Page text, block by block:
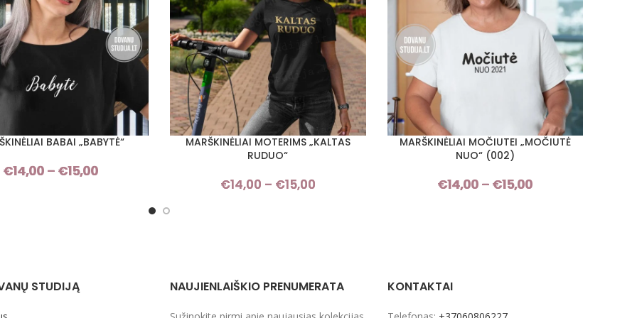
SAVYBES BABAI „BABYTĖ“
€14,00 – €15,00
through
PASIRINKTI SAVYBES
MARŠKINĖLIAI MOTERIMS „KALTAS
RUDUO“
€14,00 – €15,00
PASIRINKTI SAVYBES
MARŠKINĖLIAI MOČIUTEI „MOČIUTĖ
NUO“ (002)
€14,00 – €15,00
STUDIJĄ NAUJIENLAIŠKIO PRENUMERATA KONTAKTAI